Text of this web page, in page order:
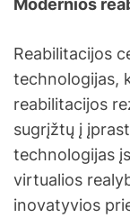
Modernios
Reabilitacijos
technologijas,
reabilitacijos
sugrįžtų į
technologijas
virtualios
inovatyvios